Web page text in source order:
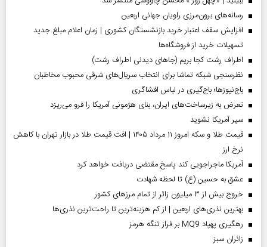
رسانه‌های برون‌مرزی راویان جهانی اربعین
افزایش سقف اعتبار خرید بازنشستگان کشوری | زمان اعلام مبلغ جدید
تسهیلات خرید از فروشگاه‌ها
اطراف رشت کجا بریم (جاهای دیدنی اطراف رشت)
نظرسنجی شبکه تماشا برای انتخاب سریال‌های شرقی محبوب مخاطبان
باج‌نیوزها؛ باج‌گیری در لباس افشاگری
تعرض به زیرساخت‌های ایران، بنای هژمونی آمریکا را فرو می‌ریزد
سپر آمریکا نشوید
قیمت طلا و سکه امروز ۱۱ مرداد ۱۴۰۵ | افت قیمت طلا در بازار تهران با کاهش
نرخ ارز
آمریکا ماجراجویی کند پاسخ مقتضی دریافت خواهد کرد
عشق به حسین (ع) تا لحظه شهادت
خروج بیش از ۳ میلیون زائر از تمام مرز‌های کشور
بهترین نذری‌های اربعین | از کم هزینه‌ترین تا راحت‌ترین نذری‌ها
رهگیری پهپاد MQ9 بر فراز تنگه هرمز
‌زائران سبز